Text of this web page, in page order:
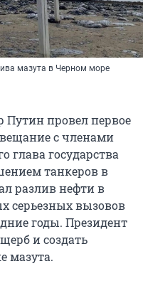
мазута в Черном море
Путин провел первое
с членами
глава государства
танкеров в
разлив нефти в
серьезных вызовов
годы. Президент
и создать
мазута.